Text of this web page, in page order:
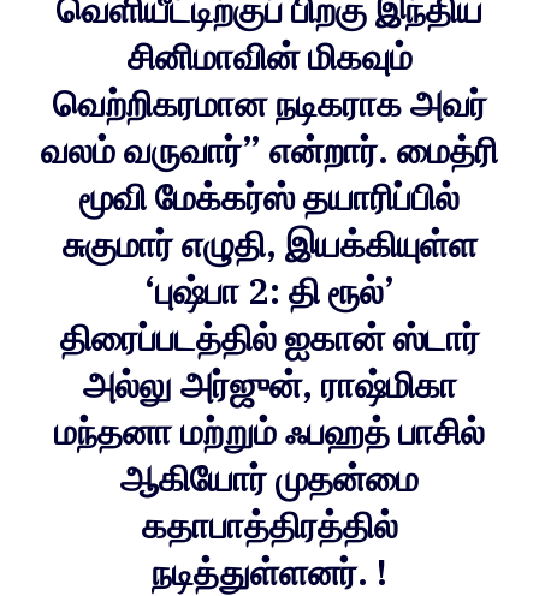
சினிமாவின் மிகவும்
வெற்றிகரமான நடிகராக அவர்
வலம் வருவார்” என்றார். மைத்ரி
மூவி மேக்கர்ஸ் தயாரிப்பில்
சுகுமார் எழுதி, இயக்கியுள்ள
‘புஷ்பா 2: தி ரூல்’
திரைப்படத்தில் ஐகான் ஸ்டார்
அல்லு அர்ஜுன், ராஷ்மிகா
மந்தனா மற்றும் ஃபஹத் பாசில்
ஆகியோர் முதன்மை
கதாபாத்திரத்தில்
நடித்துள்ளனர். !